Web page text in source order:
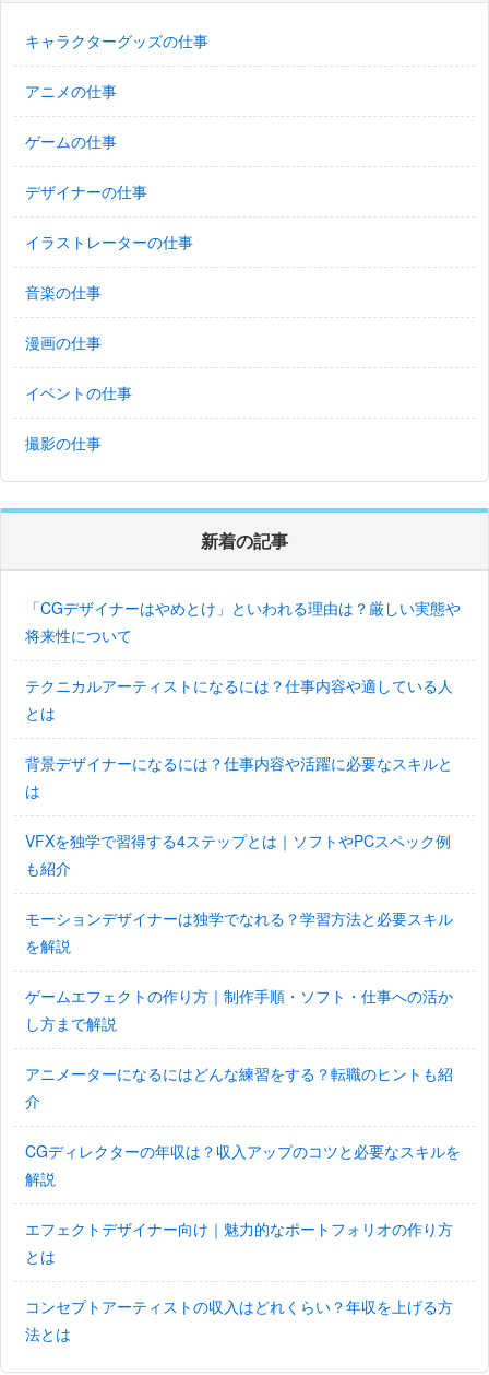
キャラクターグッズの仕事
アニメの仕事
ゲームの仕事
デザイナーの仕事
イラストレーターの仕事
音楽の仕事
漫画の仕事
イベントの仕事
撮影の仕事
新着の記事
「CGデザイナーはやめとけ」といわれる理由は？厳しい実態や
将来性について
テクニカルアーティストになるには？仕事内容や適している人
とは
背景デザイナーになるには？仕事内容や活躍に必要なスキルと
は
VFXを独学で習得する4ステップとは｜ソフトやPCスペック例
も紹介
モーションデザイナーは独学でなれる？学習方法と必要スキル
を解説
ゲームエフェクトの作り方｜制作手順・ソフト・仕事への活か
し方まで解説
アニメーターになるにはどんな練習をする？転職のヒントも紹
介
CGディレクターの年収は？収入アップのコツと必要なスキルを
解説
エフェクトデザイナー向け｜魅力的なポートフォリオの作り方
とは
コンセプトアーティストの収入はどれくらい？年収を上げる方
法とは